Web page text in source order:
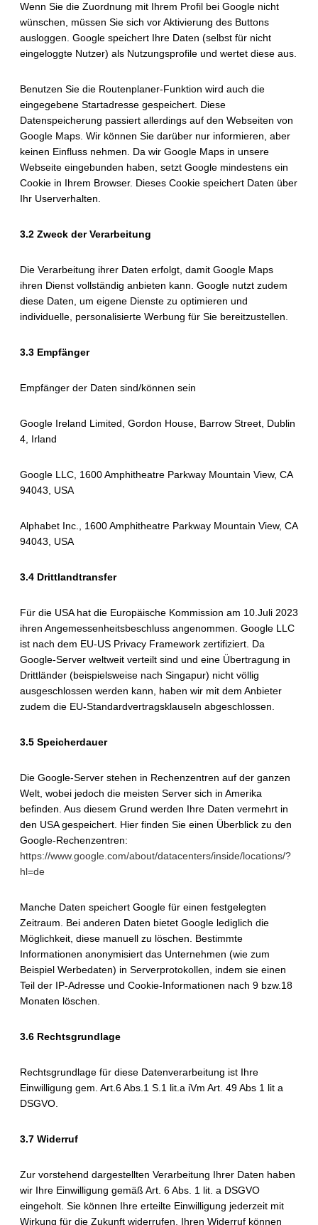
Wenn Sie die Zuordnung mit Ihrem Profil bei Google nicht
wünschen, müssen Sie sich vor Aktivierung des Buttons
ausloggen. Google speichert Ihre Daten (selbst für nicht
eingeloggte Nutzer) als Nutzungsprofile und wertet diese aus.
Benutzen Sie die Routenplaner-Funktion wird auch die
eingegebene Startadresse gespeichert. Diese
Datenspeicherung passiert allerdings auf den Webseiten von
Google Maps. Wir können Sie darüber nur informieren, aber
keinen Einfluss nehmen. Da wir Google Maps in unsere
Webseite eingebunden haben, setzt Google mindestens ein
Cookie in Ihrem Browser. Dieses Cookie speichert Daten über
Ihr Userverhalten.
3.2 Zweck der Verarbeitung
Die Verarbeitung ihrer Daten erfolgt, damit Google Maps
ihren Dienst vollständig anbieten kann. Google nutzt zudem
diese Daten, um eigene Dienste zu optimieren und
individuelle, personalisierte Werbung für Sie bereitzustellen.
3.3 Empfänger
Empfänger der Daten sind/können sein
Google Ireland Limited, Gordon House, Barrow Street, Dublin
4, Irland
Google LLC, 1600 Amphitheatre Parkway Mountain View, CA
94043, USA
Alphabet Inc., 1600 Amphitheatre Parkway Mountain View, CA
94043, USA
3.4 Drittlandtransfer
Für die USA hat die Europäische Kommission am 10.Juli 2023
ihren Angemessenheitsbeschluss angenommen. Google LLC
ist nach dem EU-US Privacy Framework zertifiziert. Da
Google-Server weltweit verteilt sind und eine Übertragung in
Drittländer (beispielsweise nach Singapur) nicht völlig
ausgeschlossen werden kann, haben wir mit dem Anbieter
zudem die EU-Standardvertragsklauseln abgeschlossen.
3.5 Speicherdauer
Die Google-Server stehen in Rechenzentren auf der ganzen
Welt, wobei jedoch die meisten Server sich in Amerika
befinden. Aus diesem Grund werden Ihre Daten vermehrt in
den USA gespeichert. Hier finden Sie einen Überblick zu den
Google-Rechenzentren:
https://www.google.com/about/datacenters/inside/locations/?
hl=de
Manche Daten speichert Google für einen festgelegten
Zeitraum. Bei anderen Daten bietet Google lediglich die
Möglichkeit, diese manuell zu löschen. Bestimmte
Informationen anonymisiert das Unternehmen (wie zum
Beispiel Werbedaten) in Serverprotokollen, indem sie einen
Teil der IP-Adresse und Cookie-Informationen nach 9 bzw.18
Monaten löschen.
3.6 Rechtsgrundlage
Rechtsgrundlage für diese Datenverarbeitung ist Ihre
Einwilligung gem. Art.6 Abs.1 S.1 lit.a iVm Art. 49 Abs 1 lit a
DSGVO.
3.7 Widerruf
Zur vorstehend dargestellten Verarbeitung Ihrer Daten haben
wir Ihre Einwilligung gemäß Art. 6 Abs. 1 lit. a DSGVO
eingeholt. Sie können Ihre erteilte Einwilligung jederzeit mit
Wirkung für die Zukunft widerrufen. Ihren Widerruf können